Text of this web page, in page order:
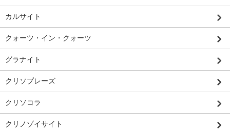
カルサイト
クォーツ・イン・クォーツ
グラナイト
クリソプレーズ
クリソコラ
クリノゾイサイト